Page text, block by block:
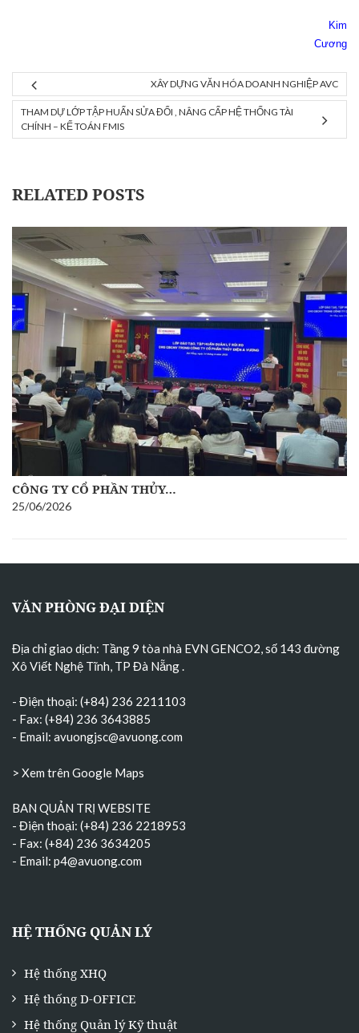
Kim
Cương
XÂY DỰNG VĂN HÓA DOANH NGHIỆP AVC
THAM DỰ LỚP TẬP HUẤN SỬA ĐỔI , NÂNG CẤP HỆ THỐNG TÀI
CHÍNH – KẾ TOÁN FMIS
RELATED POSTS
CÔNG TY CỔ PHẦN THỦY…
25/06/2026
VĂN PHÒNG ĐẠI DIỆN
Địa chỉ giao dịch: Tầng 9 tòa nhà EVN GENCO2, số 143 đường
Xô Viết Nghệ Tĩnh, TP Đà Nẵng.
- Điện thoại: (+84) 236 2211103
- Fax: (+84) 236 3643885
- Email: avuongjsc@avuong.com
> Xem trên Google Maps
BAN QUẢN TRỊ WEBSITE
- Điện thoại: (+84) 236 2218953
- Fax: (+84) 236 3634205
- Email: p4@avuong.com
HỆ THỐNG QUẢN LÝ
Hệ thống XHQ
Hệ thống D-OFFICE
Hệ thống Quản lý Kỹ thuật